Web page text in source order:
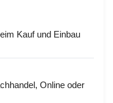
Kauf und Einbau
Online oder